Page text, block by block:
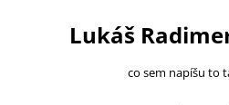
Lukáš
co sem napíšu to